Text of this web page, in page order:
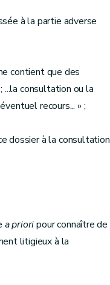
à la partie adverse
contient que des
...la consultation ou la
recours... » ;
dossier à la consultation
a prioripour connaître de
litigieux à la